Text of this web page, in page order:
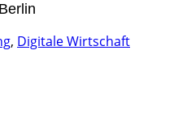
, Digitale Wirtschaft